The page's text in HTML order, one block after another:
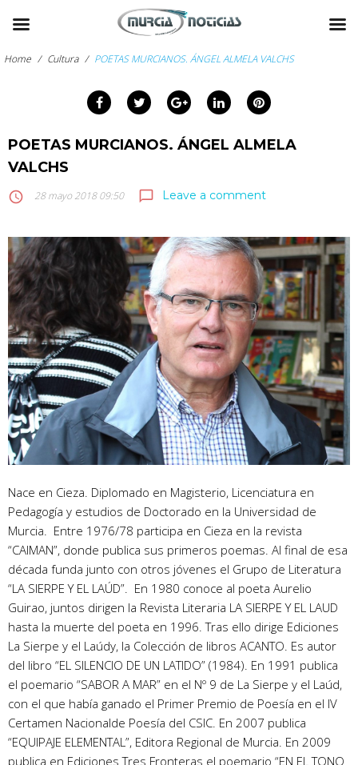
Skip
toHome / Cultura / POETAS MURCIANOS. ÁNGEL ALMELA VALCHS
FacebookTwitterGoogle+LinkedInPinterest
POETAS MURCIANOS. ÁNGEL ALMELA
VALCHS
access_time 28 mayo 2018 09:50 chat_bubble_outline Leave a comment
Nace en Cieza. Diplomado en Magisterio, Licenciatura en
Pedagogía y estudios de Doctorado en la Universidad de
Murcia. Entre 1976/78 participa en Cieza en la revista
“CAIMAN”, donde publica sus primeros poemas. Al final de esa
década funda junto con otros jóvenes el Grupo de Literatura
“LA SIERPE Y EL LAÚD”. En 1980 conoce al poeta Aurelio
Guirao, juntos dirigen la Revista Literaria LA SIERPE Y EL LAUD
hasta la muerte del poeta en 1996. Tras ello dirige Ediciones
La Sierpe y el Laúdy, la Colección de libros ACANTO. Es autor
del libro “EL SILENCIO DE UN LATIDO” (1984). En 1991 publica
el poemario “SABOR A MAR” en el Nº 9 de La Sierpe y el Laúd,
con el que había ganado el Primer Premio de Poesía en el IV
Certamen Nacionalde Poesía del CSIC. En 2007 publica
“EQUIPAJE ELEMENTAL”, Editora Regional de Murcia. En 2009
publica en Ediciones Tres Fronteras el poemario “EN EL TONO